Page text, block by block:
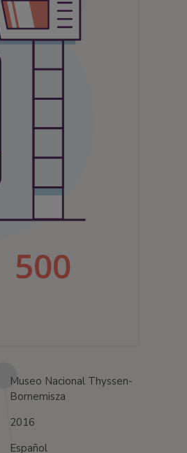
Museo Nacional Thyssen-
Bornemisza
2016
Español